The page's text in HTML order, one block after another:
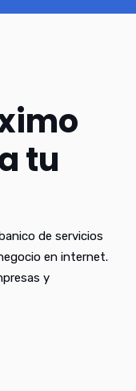
tu
de servicios
en internet.
y